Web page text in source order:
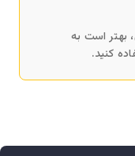
بهتر است به
کنید.